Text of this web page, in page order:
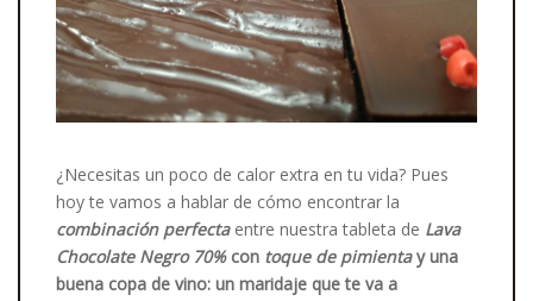
¿Necesitas un poco de calor extra en tu vida? Pues
hoy te vamos a hablar de cómo encontrar la
combinación perfectaentre nuestra tableta de Lava
Chocolate Negro 70%con toque de pimientay una
buena copa de vino: un maridaje que te va a